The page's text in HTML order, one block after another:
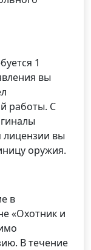
1
вы
работы. С
лицензии вы
оружия.
в
«Охотник и
В течение